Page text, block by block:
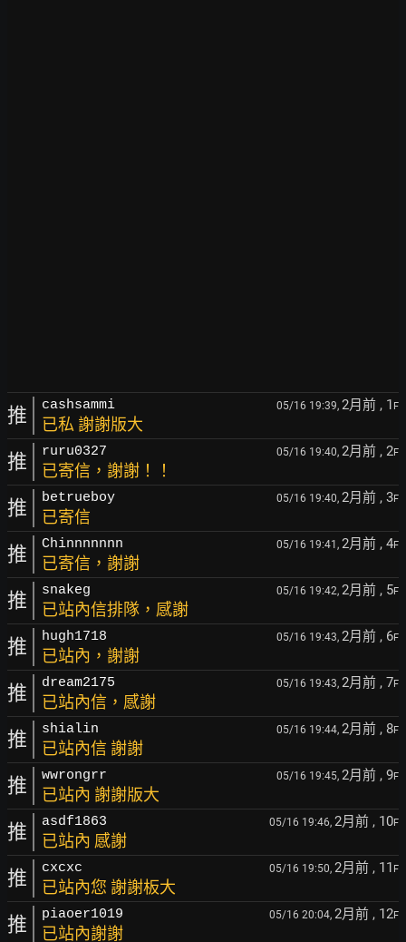
推 cashsammi 05/16 19:39, 2月前 , 1 F
已私 謝謝版大
推 ruru0327 05/16 19:40, 2月前 , 2F
已寄信，謝謝！！
推 betrueboy 05/16 19:40, 2月前 , 3F
已寄信
推 Chinnnnnnn 05/16 19:41, 2月前 , 4F
已寄信，謝謝
推 snakeg 05/16 19:42, 2月前 , 5F
已站內信排隊，感謝
推 hugh1718 05/16 19:43, 2月前 , 6F
已站內，謝謝
推 dream2175 05/16 19:43, 2月前 , 7F
已站內信，感謝
推 shialin 05/16 19:44, 2月前 , 8F
已站內信 謝謝
推 wwrongrr 05/16 19:45, 2月前 , 9F
已站內 謝謝版大
推 asdf1863 05/16 19:46, 2月前 , 10F
已站內 感謝
推 cxcxc 05/16 19:50, 2月前 , 11 F
已站內您 謝謝板大
推 piaoer1019 05/16 20:04, 2月前 , 12F
已站內謝謝